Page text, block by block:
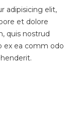
adipisicing elit,
et dolore
quis nostrud
ex ea comm odo